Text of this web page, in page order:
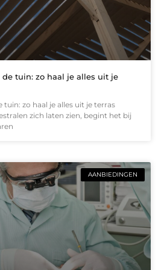
tuin: zo haal je alles uit je
tuin: zo haal je alles uit je terras
zich laten zien, begint het bij
AANBIEDINGEN